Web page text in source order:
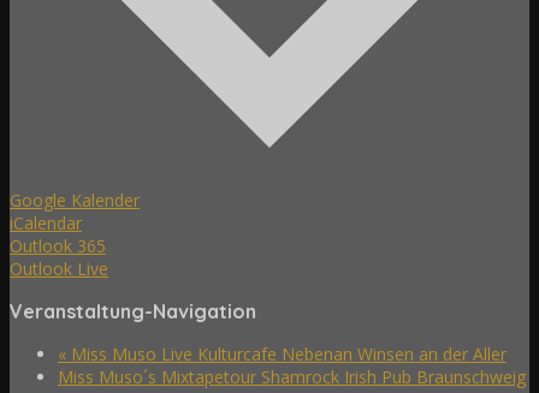
Google Kalender
iCalendar
Outlook 365
Outlook Live
Veranstaltung-Navigation
« Miss Muso Live Kulturcafe Nebenan Winsen an der Aller
Miss Muso´s Mixtapetour Shamrock Irish Pub Braunschweig